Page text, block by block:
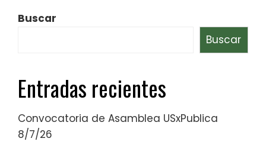
Buscar
Buscar
Entradas recientes
Convocatoria de Asamblea USxPublica
8/7/26